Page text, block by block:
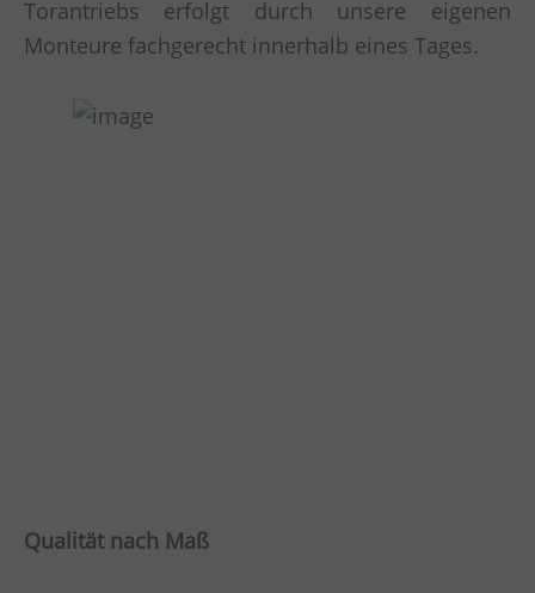
Torantriebs erfolgt durch unsere eigenen
Monteure fachgerecht innerhalb eines Tages.
Qualität nach Maß